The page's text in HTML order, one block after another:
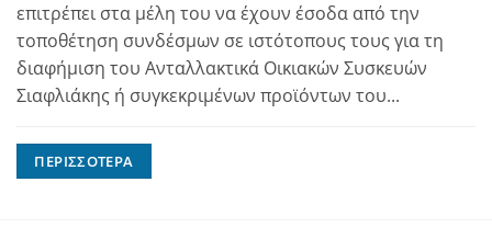
επιτρέπει στα μέλη του να έχουν έσοδα από την
τοποθέτηση συνδέσμων σε ιστότοπους τους για τη
διαφήμιση του Ανταλλακτικά Οικιακών Συσκευών
Σιαφλιάκης ή συγκεκριμένων προϊόντων του...
ΠΕΡΙΣΣΌΤΕΡΑ